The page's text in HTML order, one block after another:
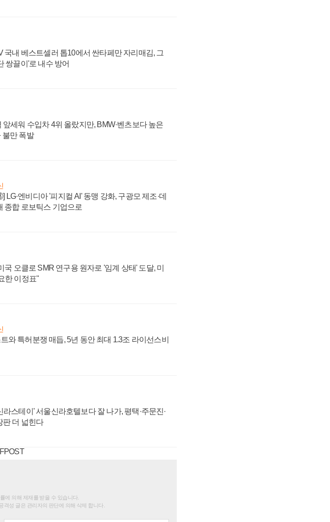
국내 베스트셀러 톱10에서 싼타페만 자리매김, 그
쌍끌이'로 내수 방어
앞세워 수입차 4위 올랐지만, BMW·벤츠보다 높은
불만 폭발
LG·엔비디아 '피지컬 AI' 동맹 강화, 구광모 제조·데
종합 로보틱스 기업으로
국 오클로 SMR 연구용 원자로 '임계 상태' 도달, 미
한 이정표"
와 특허분쟁 매듭, 5년 동안 최대 1.3조 라이선스비
라스테이' 서울신라호텔보다 잘 나가, 평택·주문진·
판 더 넓힌다
에 의해 제재를 받을 수 있습니다.
성 글은 관리자의 판단에 의해 삭제 합니다.